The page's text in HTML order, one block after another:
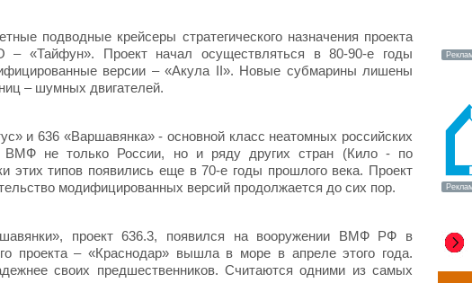
подводные крейсеры стратегического назначения проекта
«Тайфун». Проект начал осуществляться в 80-90-е годы
версии – «Акула II». Новые субмарины лишены
– шумных двигателей.
и 636 «Варшавянка» - основной класс неатомных российских
ВМФ не только России, но и ряду других стран (Кило - по
типов появились еще в 70-е годы прошлого века. Проект
модифицированных версий продолжается до сих пор.
проект 636.3, появился на вооружении ВМФ РФ в
проекта – «Краснодар» вышла в море в апреле этого года.
своих предшественников. Считаются одними из самых